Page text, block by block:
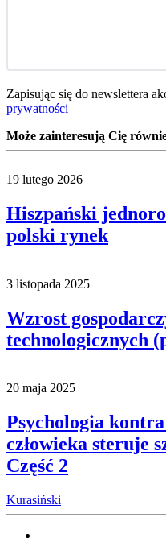
Zapisując się do newslettera
prywatności
Może zainteresują Cię
19 lutego 2026
Hiszpański
polski rynek
3 listopada 2025
Wzrost
technologicznych
20 maja 2025
Psychologia
człowieka steruje
Część 2
Kurasiński